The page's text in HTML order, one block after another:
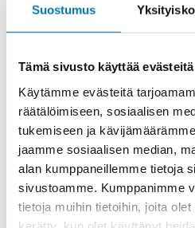
Suostumus
Tämä sivusto käyttää evästeitä
Käytämme evästeitä
räätälöimiseen, sosiaalisen
tukemiseen ja
jaamme sosiaalisen median,
alan kumppaneillemme tietoja
sivustoamme. Kumppanimme
tietoja muihin tietoihin, joita
Saman kaapelin eri versiot
PUR UL/